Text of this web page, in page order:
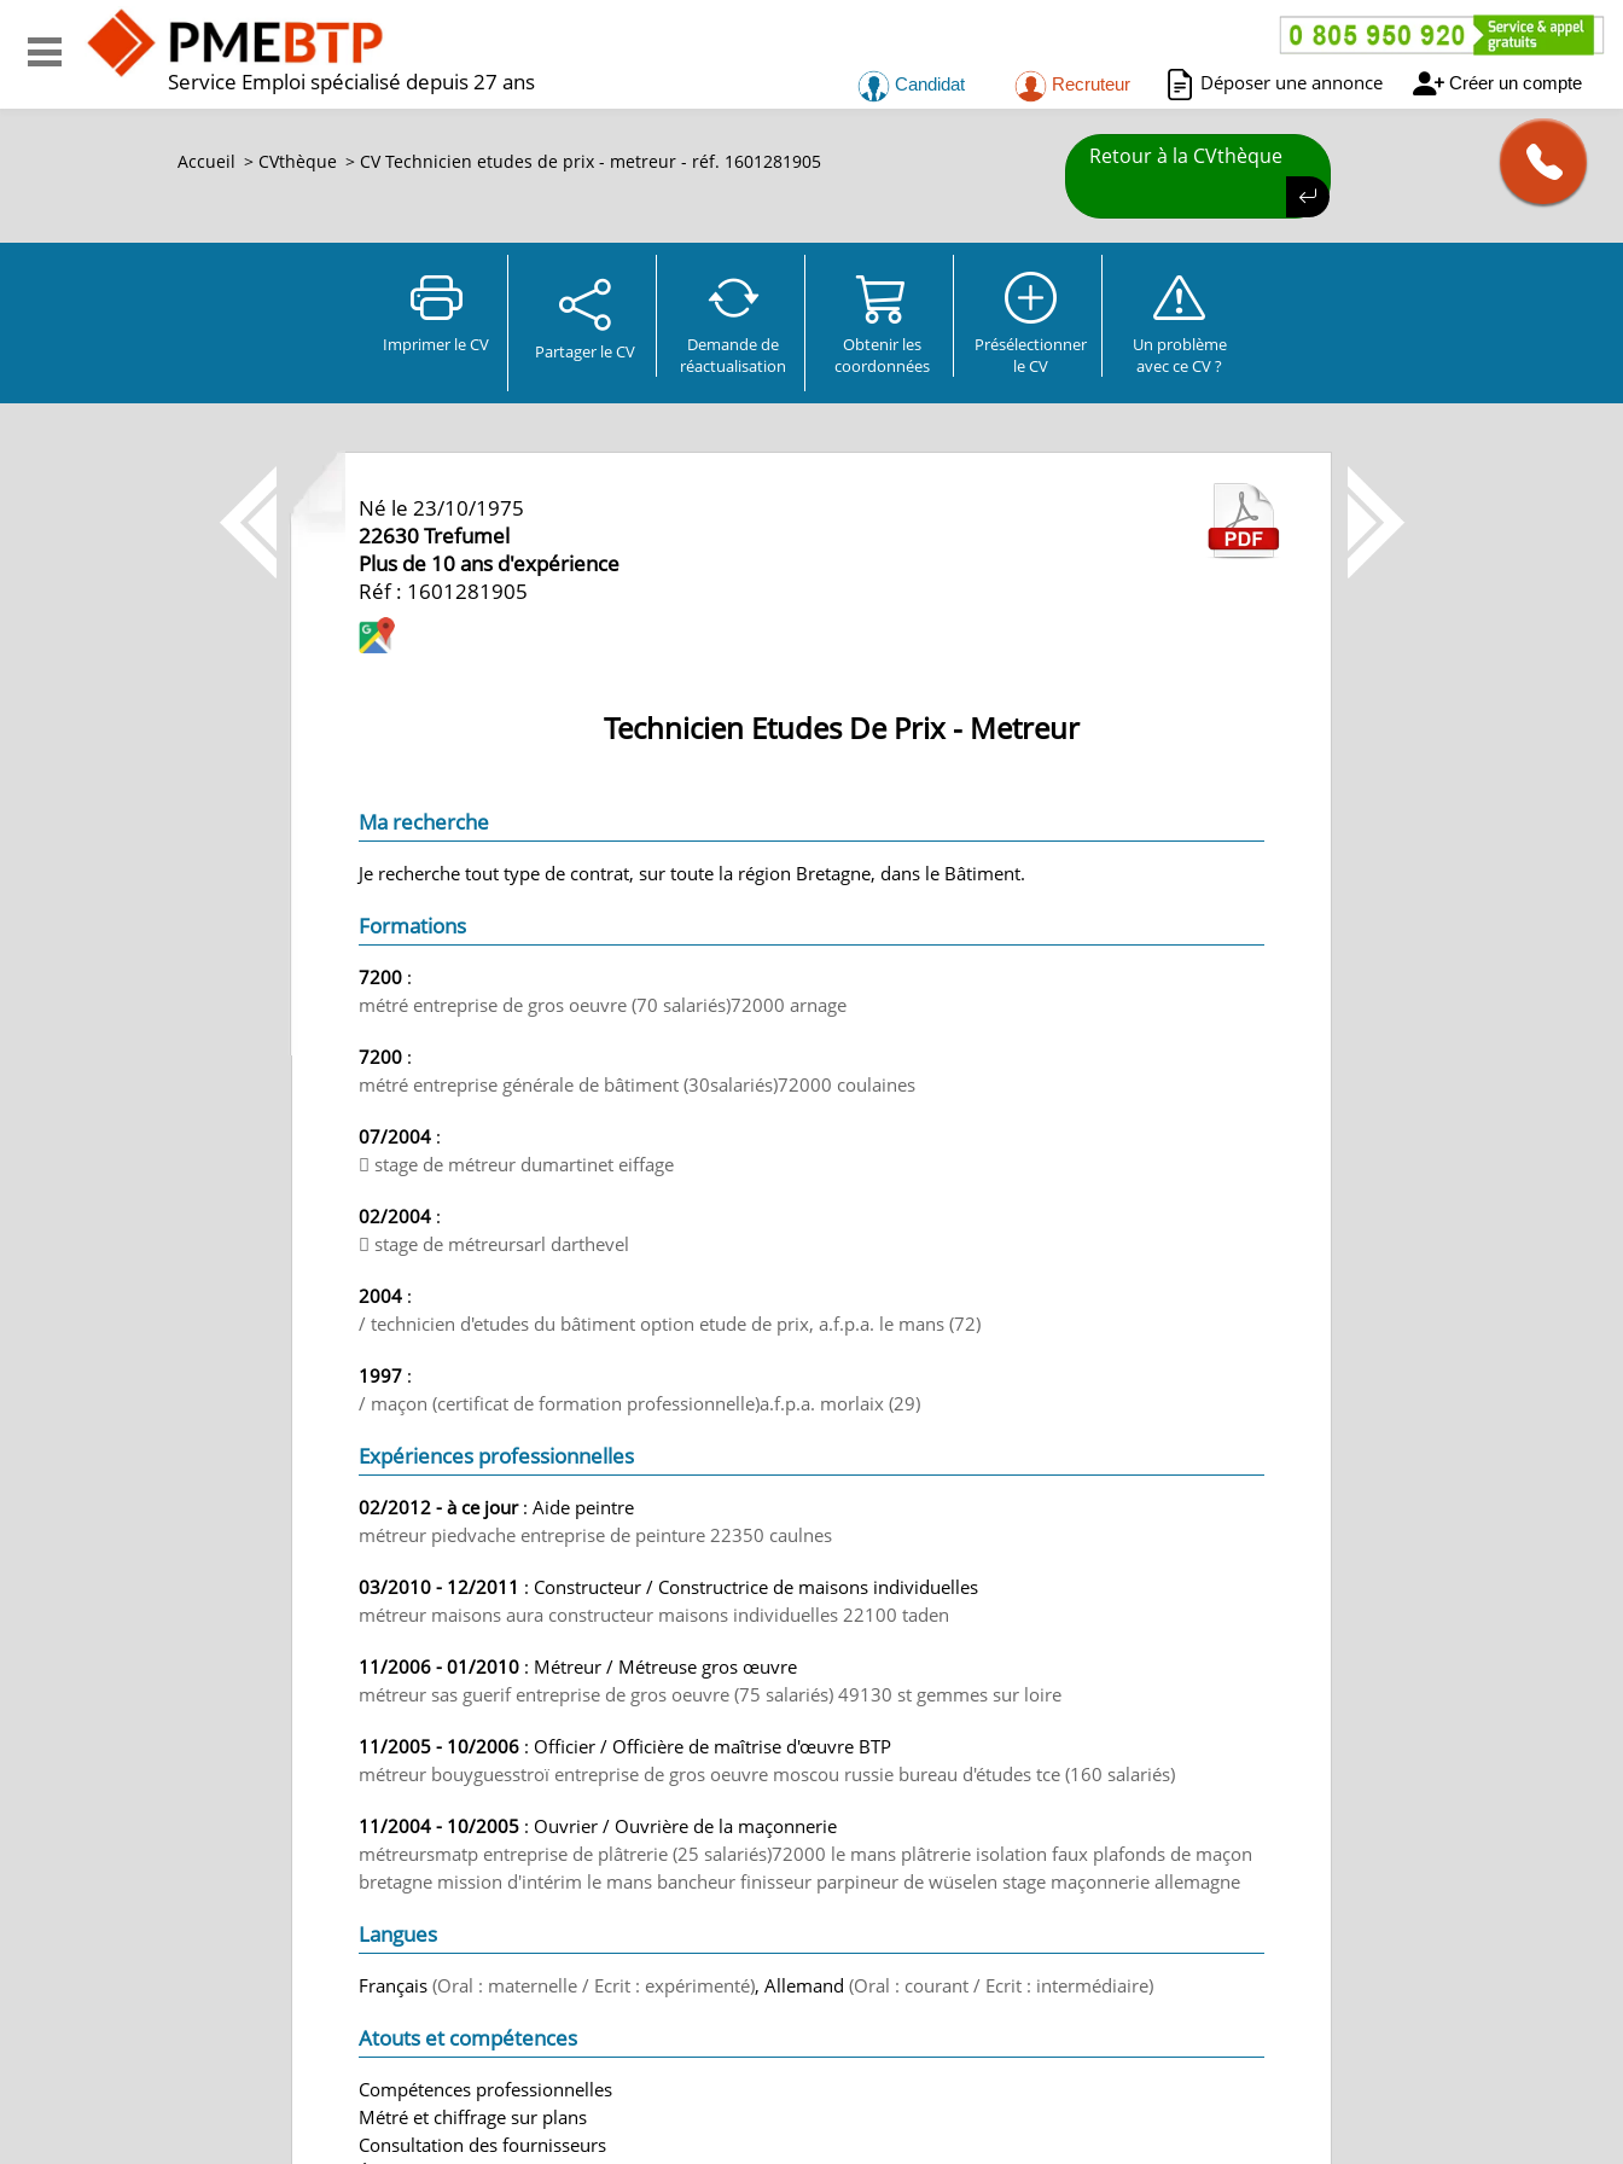
Service Emploi spécialisé depuis 27 ans Candidat Recruteur Déposer une annonce Créer un compte
Accueil > CVthèque > CV Technicien etudes de prix - metreur - réf. 1601281905 Retour à la CVthèque
Imprimer le CV Partager le CV
Demande de
réactualisation
Obtenir les
coordonnées
Présélectionner
le CV
Un problème
avec ce CV ?
Né le 23/10/1975
22630Trefumel
Plus de 10 ans d'expérience
Réf : 1601281905
Technicien Etudes De Prix - Metreur
Ma recherche
Je recherche tout type de contrat, sur toute la région Bretagne, dans le Bâtiment.
Formations
7200 :
métré entreprise de gros oeuvre (70 salariés)72000 arnage
7200 :
métré entreprise générale de bâtiment (30salariés)72000 coulaines
07/2004 :
 stage de métreur dumartinet eiffage
02/2004 :
 stage de métreursarl darthevel
2004 :
/ technicien d'etudes du bâtiment option etude de prix, a.f.p.a. le mans (72)
1997 :
/ maçon (certificat de formation professionnelle)a.f.p.a. morlaix (29)
Expériences professionnelles
02/2012 - à ce jour: Aide peintre
métreur piedvache entreprise de peinture 22350 caulnes
03/2010 - 12/2011 : Constructeur / Constructrice de maisons individuelles
métreur maisons aura constructeur maisons individuelles 22100 taden
11/2006 - 01/2010 : Métreur / Métreuse gros œuvre
métreur sas guerif entreprise de gros oeuvre (75 salariés) 49130 st gemmes sur loire
11/2005 - 10/2006 : Officier / Officière de maîtrise d'œuvre BTP
métreur bouyguesstroï entreprise de gros oeuvre moscou russie bureau d'études tce (160 salariés)
11/2004 - 10/2005 : Ouvrier / Ouvrière de la maçonnerie
métreursmatp entreprise de plâtrerie (25 salariés)72000 le mans plâtrerie isolation faux plafonds de maçon
bretagne mission d'intérim le mans bancheur finisseur parpineur de wüselen stage maçonnerie allemagne
Langues
Français (Oral : maternelle / Ecrit : expérimenté), Allemand (Oral : courant / Ecrit : intermédiaire)
Atouts et compétences
Compétences professionnelles
Métré et chiffrage sur plans
Consultation des fournisseurs